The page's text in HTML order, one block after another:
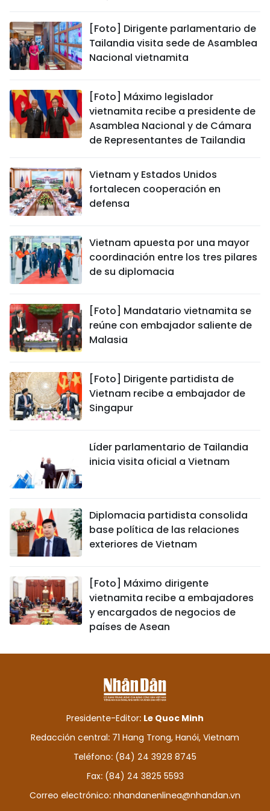
[Foto] Dirigente parlamentario de
Tailandia visita sede de Asamblea
Nacional vietnamita
[Foto] Máximo legislador
vietnamita recibe a presidente de
Asamblea Nacional y de Cámara
de Representantes de Tailandia
Vietnam y Estados Unidos
fortalecen cooperación en
defensa
Vietnam apuesta por una mayor
coordinación entre los tres pilares
de su diplomacia
[Foto] Mandatario vietnamita se
reúne con embajador saliente de
Malasia
[Foto] Dirigente partidista de
Vietnam recibe a embajador de
Singapur
Líder parlamentario de Tailandia
inicia visita oficial a Vietnam
Diplomacia partidista consolida
base política de las relaciones
exteriores de Vietnam
[Foto] Máximo dirigente
vietnamita recibe a embajadores
y encargados de negocios de
países de Asean
Presidente-Editor: Le Quoc Minh
Redacción central: 71 Hang Trong, Hanói, Vietnam
Teléfono: (84) 24 3928 8745
Fax: (84) 24 3825 5593
Correo electrónico: nhandanenlinea@nhandan.vn